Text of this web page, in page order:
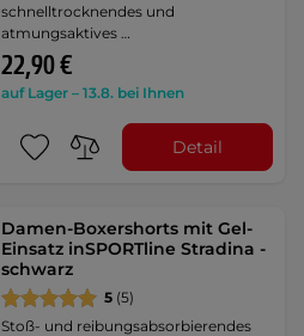
schnelltrocknendes und
atmungsaktives …
22,90 €
auf Lager – 13.8. bei Ihnen
Detail
Damen-Boxershorts mit Gel-
Einsatz inSPORTline Stradina -
schwarz
5 (5)
Stoß- und reibungsabsorbierendes